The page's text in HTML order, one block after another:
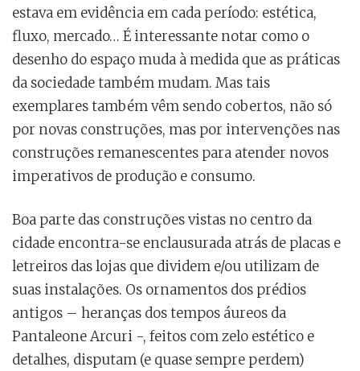
estava em evidência em cada período: estética,
fluxo, mercado… É interessante notar como o
desenho do espaço muda à medida que as práticas
da sociedade também mudam. Mas tais
exemplares também vêm sendo cobertos, não só
por novas construções, mas por intervenções nas
construções remanescentes para atender novos
imperativos de produção e consumo.
Boa parte das construções vistas no centro da
cidade encontra-se enclausurada atrás de placas e
letreiros das lojas que dividem e/ou utilizam de
suas instalações. Os ornamentos dos prédios
antigos – heranças dos tempos áureos da
Pantaleone Arcuri -, feitos com zelo estético e
detalhes, disputam (e quase sempre perdem)